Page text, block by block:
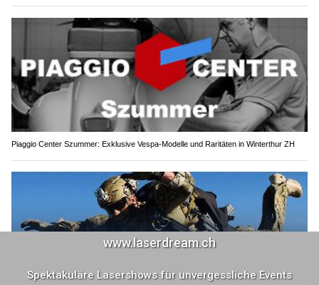
Piaggio Center Szummer: Exklusive Vespa-Modelle und Raritäten in Winterthur ZH